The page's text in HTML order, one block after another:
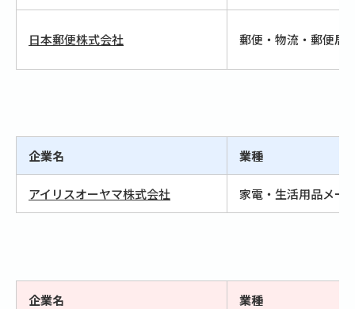
日本郵便株式会社 郵便・物流・郵便局
企業名 業種
アイリスオーヤマ株式会社 家電・生活用品メー
企業名 業種